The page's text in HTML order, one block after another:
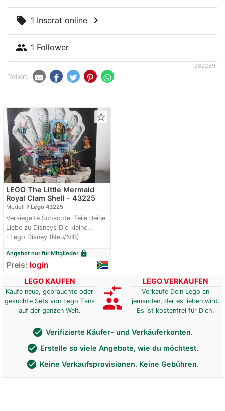
local_offer 1 Inserat online chevron_right
people 1 Follower
282259
Teilen:
star_border
LEGO The Little Mermaid
Royal Clam Shell - 43225
Modellnavigate_nextLego 43225
Versiegelte Schachtel Teile deine
Liebe zu Disneys Die kleine...
navigate_nextLego Disney (Neu/NIB)
Angebot nur für Mitglieder lock
Preis: login
LEGO KAUFEN
Kaufe neue, gebrauchte oder
gesuchte Sets von Lego Fans
auf der ganzen Welt.
compare_arrows
group
LEGO VERKAUFEN
Verkaufe Dein Lego an
jemanden, der es lieben wird.
Es ist kostenfrei für Dich.
check_circle Verifizierte Käufer- und Verkäuferkonten.
check_circle Erstelle so viele Angebote, wie du möchtest.
check_circle Keine Verkaufsprovisionen. Keine Gebühren.